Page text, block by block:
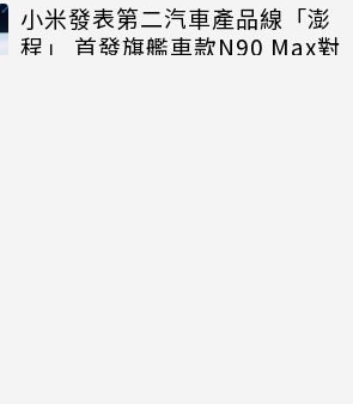
小米發表第二汽車產品線「澎
程」 首發旗艦車款N90 Max對